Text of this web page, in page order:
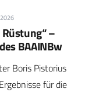
–
BAAINBw
Boris Pistorius
für die